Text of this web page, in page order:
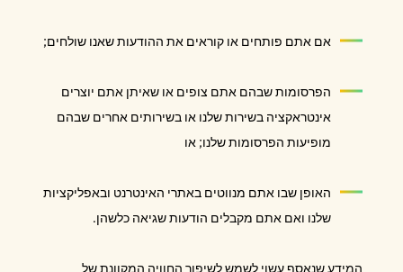
אם אתם פותחים או קוראים את ההודעות שאנו שולחים;
הפרסומות שבהם אתם צופים או שאיתן אתם יוצרים
אינטראקציה בשירות שלנו או בשירותים אחרים שבהם
מופיעות הפרסומות שלנו; או
האופן שבו אתם מנווטים באתרי האינטרנט ובאפליקציות
שלנו ואם אתם מקבלים הודעות שגיאה כלשהן.
המידע שנאסף עשוי לשמש לשיפור החוויה המקוונת של